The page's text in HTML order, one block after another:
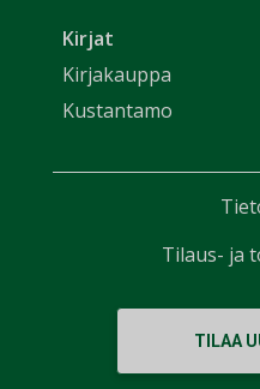
Kirjat
Kirjakauppa
Kustantamo
TILAA
Tilaus- ja